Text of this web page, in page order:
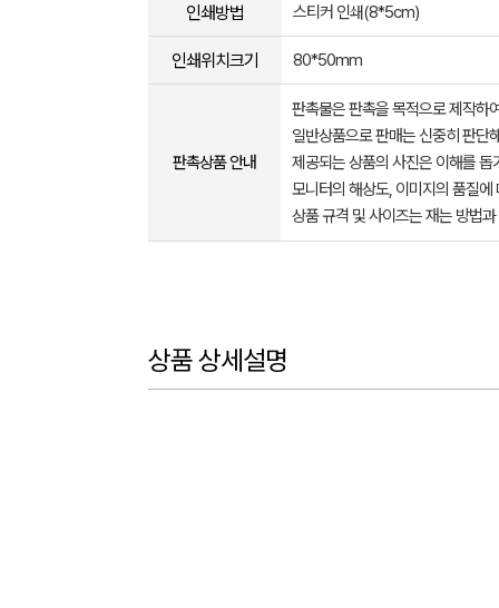
인쇄방법 스티커 인쇄(8*5cm)
인쇄위치크기 80*50mm
판촉상품 안내
판촉물은 판촉을 목적으로 제작하
일반상품으로 판매는 신중히 판단
제공되는 상품의 사진은 이해를
모니터의 해상도, 이미지의 품질
상품 규격 및 사이즈는 재는 방법
상품 상세설명